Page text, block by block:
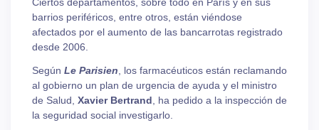
barrios periféricos, entre otros, están viéndose
afectados por el aumento de las bancarrotas registrado
desde 2006.
Según Le Parisien , los farmacéuticos están reclamando
al gobierno un plan de urgencia de ayuda y el ministro
de Salud, Xavier Bertrand , ha pedido a la inspección de
la seguridad social investigarlo.